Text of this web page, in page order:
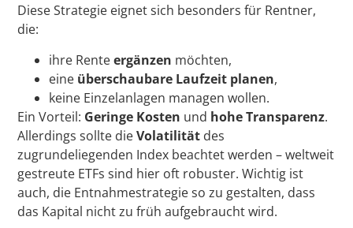
Diese Strategie eignet sich besonders für Rentner,
die:
ihre Renteergänzen möchten,
eine überschaubare Laufzeit planen,
keine Einzelanlagen managen wollen.
Ein Vorteil: Geringe Kosten und hohe Transparenz.
Allerdings sollte dieVolatilität des
zugrundeliegenden Index beachtet werden – weltweit
gestreute ETFs sind hier oft robuster. Wichtig ist
auch, die Entnahmestrategie so zu gestalten, dass
das Kapital nicht zu früh aufgebraucht wird.